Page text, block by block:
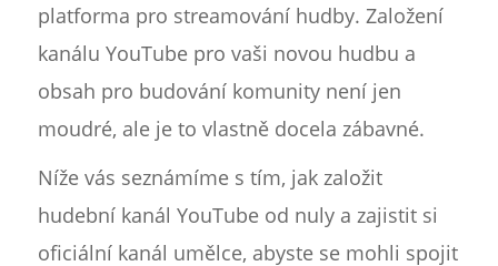
platforma pro streamování hudby. Založení
kanálu YouTube pro vaši novou hudbu a
obsah pro budování komunity není jen
moudré, ale je to vlastně docela zábavné.
Níže vás seznámíme s tím, jak založit
hudební kanál YouTube od nuly a zajistit si
oficiální kanál umělce, abyste se mohli spojit